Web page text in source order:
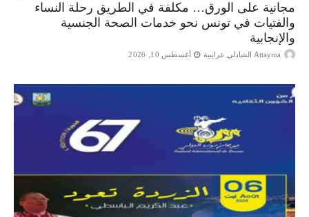
مجانية على الورق… مكلفة في الطريق رحلة النساء
والفتيات في تونس نحو خدمات الصحة الجنسية
والإنجابية
Attayma الشاذلي عرايبية أغسطس 10, 2026